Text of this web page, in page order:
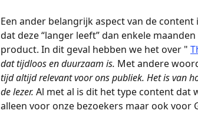
Een ander belangrijk aspect van de
dat deze “langer leeft” dan enkele
product. In dit geval hebben we het over "
dat tijdloos en duurzaam is. Met andere
tijd altijd relevant voor ons publiek. Het is van
de lezer. Al met al is dit het type content dat
alleen voor onze bezoekers maar ook voor